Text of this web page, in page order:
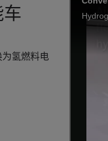
为氢燃料电